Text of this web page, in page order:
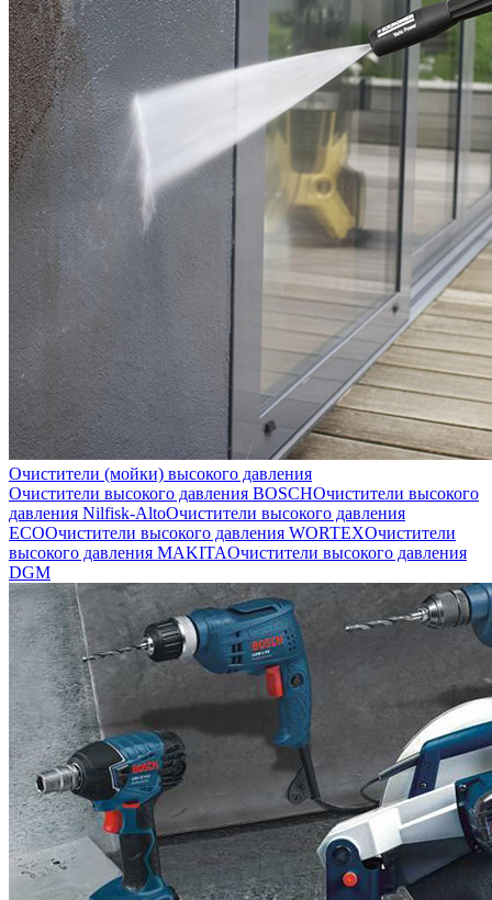
Очистители (мойки) высокого давления
Очистители высокого давления BOSCHОчистители высокого
давления Nilfisk-AltoОчистители высокого давления
ECOОчистители высокого давления WORTEXОчистители
высокого давления MAKITAОчистители высокого давления
DGM